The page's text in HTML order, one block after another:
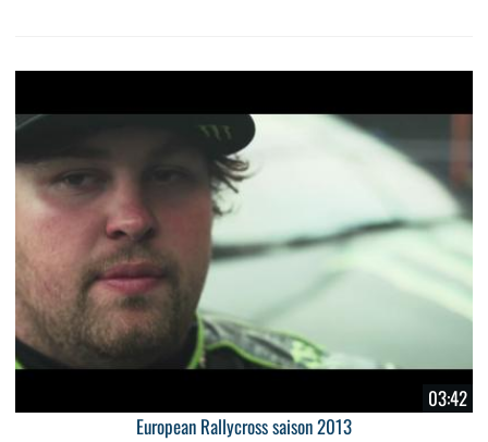
03:42
European Rallycross saison 2013